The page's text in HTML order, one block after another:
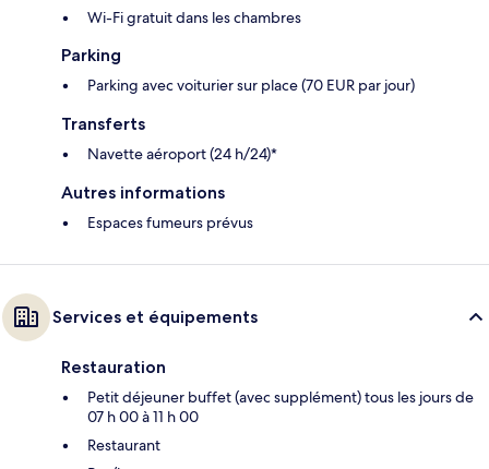
Wi-Fi gratuit dans les chambres
Parking
Parking avec voiturier sur place (70 EUR par jour)
Transferts
Navette aéroport (24 h/24)*
Autres informations
Espaces fumeurs prévus
Services et équipements
Restauration
Petit déjeuner buffet (avec supplément) tous les jours de
07 h 00 à 11 h 00
Restaurant